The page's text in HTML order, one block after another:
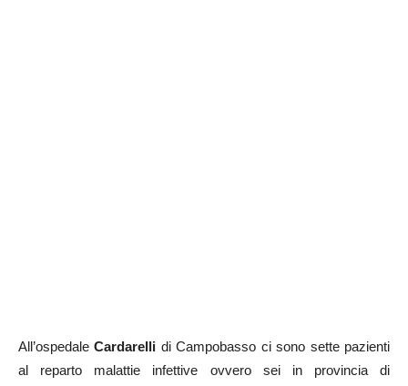
All’ospedaleCardarelli di Campobasso ci sono sette pazienti
al reparto malattie infettive ovvero sei in provincia di